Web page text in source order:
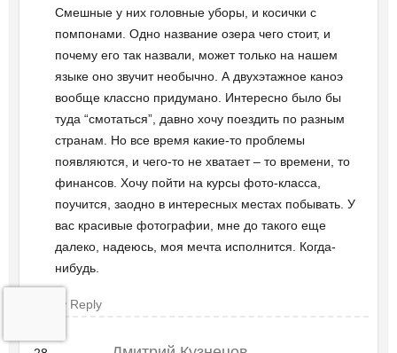
Смешные у них головные уборы, и косички с
помпонами. Одно название озера чего стоит, и
почему его так назвали, может только на нашем
языке оно звучит необычно. А двухэтажное каноэ
вообще классно придумано. Интересно было бы
туда “смотаться”, давно хочу поездить по разным
странам. Но все время какие-то проблемы
появляются, и чего-то не хватает – то времени, то
финансов. Хочу пойти на курсы фото-класса,
поучится, заодно в интересных местах побывать. У
вас красивые фотографии, мне до такого еще
далеко, надеюсь, моя мечта исполнится. Когда-
нибудь.
Reply